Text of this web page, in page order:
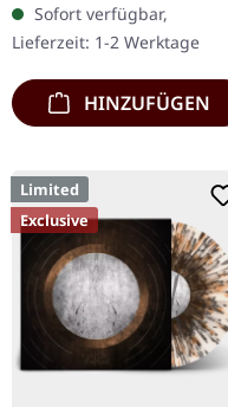
handgearbeitete Holzbox
mit graviertem…
Sofort verfügbar,
Lieferzeit: 1-2 Werktage
HINZUFÜGEN
Limited
Exclusive